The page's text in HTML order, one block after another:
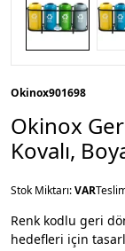
Okinox901698
Okinox
Kovalı,
Stok Miktarı:VAR
Renk kodlu geri
hedefleri için